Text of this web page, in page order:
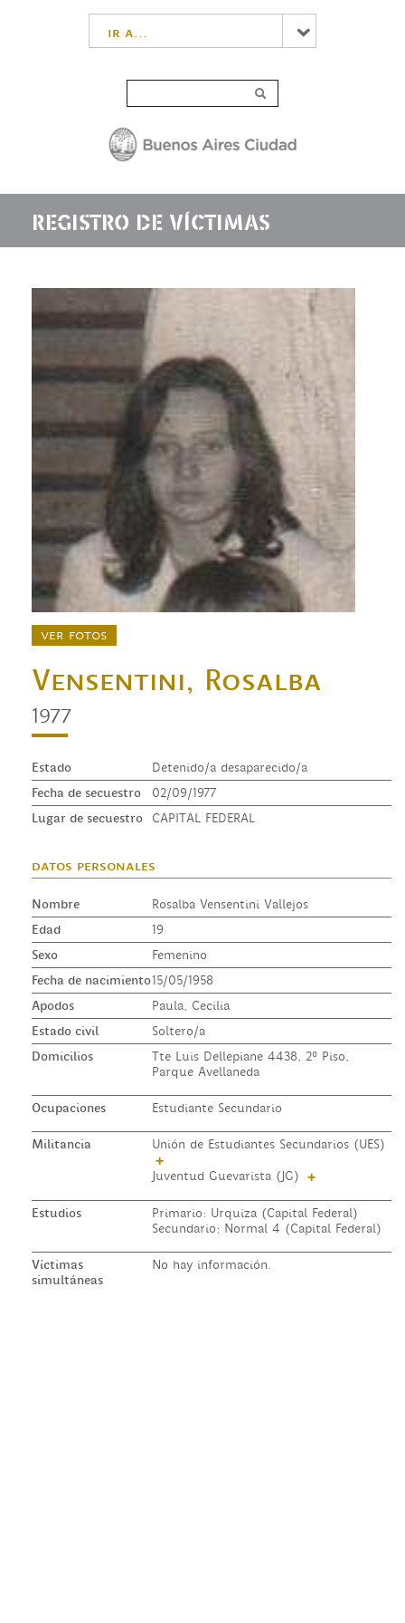
ir a...
REGISTRO DE VÍCTIMAS
ver fotos
Vensentini, Rosalba
1977
Estado
Detenido/a desaparecido/a
Fecha de secuestro
02/09/1977
Lugar de secuestro
CAPITAL FEDERAL
datos personales
Nombre
Rosalba Vensentini Vallejos
Edad
19
Sexo
Femenino
Fecha de nacimiento15/05/1958
Apodos
Paula, Cecilia
Estado civil
Soltero/a
Domicilios
Tte Luis Dellepiane 4438, 2º Piso,
Parque Avellaneda
Ocupaciones Estudiante Secundario
Militancia Unión de Estudiantes Secundarios (UES)
+
Juventud Guevarista (JG) +
Estudios
Primario: Urquiza (Capital Federal)
Secundario: Normal 4 (Capital Federal)
Víctimas
simultáneas
No hay información.